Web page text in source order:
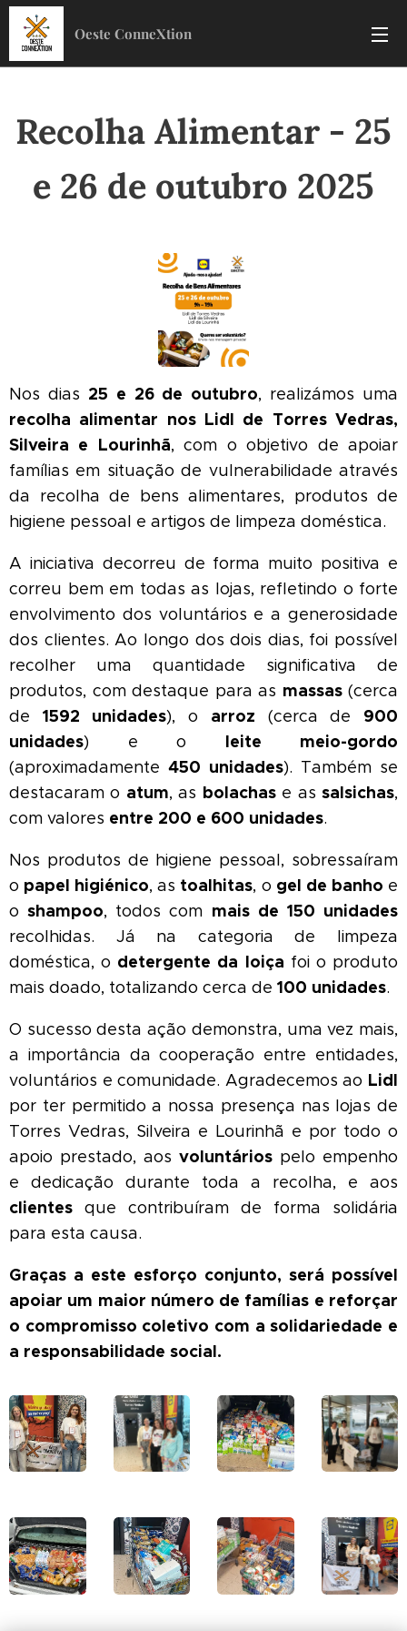
Oeste ConneXtion
Recolha Alimentar - 25
e 26 de outubro 2025
Nos dias 25 e 26 de outubro, realizámos uma
recolha alimentar nos Lidl de Torres Vedras,
Silveira e Lourinhã, com o objetivo de apoiar
famílias em situação de vulnerabilidade através
da recolha de bens alimentares, produtos de
higiene pessoal e artigos de limpeza doméstica.
A iniciativa decorreu de forma muito positiva e
correu bem em todas as lojas, refletindo o forte
envolvimento dos voluntários e a generosidade
dos clientes. Ao longo dos dois dias, foi possível
recolher uma quantidade significativa de
produtos, com destaque para as massas(cerca
de 1592 unidades), o arroz (cerca de 900
unidades) e o leite meio-gordo
(aproximadamente 450 unidades). Também se
destacaram o atum, as bolachase assalsichas,
com valores entre 200 e 600 unidades.
Nos produtos de higiene pessoal, sobressaíram
o papel higiénico, as toalhitas, o gel de banho e
oshampoo, todos com mais de 150 unidades
recolhidas. Já na categoria de limpeza
doméstica, o detergente da loiça foi o produto
mais doado, totalizando cerca de 100 unidades.
O sucesso desta ação demonstra, uma vez mais,
a importância da cooperação entre entidades,
voluntários e comunidade. Agradecemos ao Lidl
por ter permitido a nossa presença nas lojas de
Torres Vedras, Silveira e Lourinhã e por todo o
apoio prestado, aos voluntários pelo empenho
e dedicação durante toda a recolha, e aos
clientes que contribuíram de forma solidária
para esta causa.
Graças a este esforço conjunto, será possível
apoiar um maior número de famílias e reforçar
o compromisso coletivo com a solidariedade e
a responsabilidade social.